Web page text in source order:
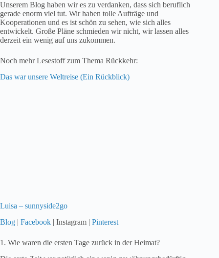
Unserem Blog haben wir es zu verdanken, dass sich beruflich
gerade enorm viel tut. Wir haben tolle Aufträge und
Kooperationen und es ist schön zu sehen, wie sich alles
entwickelt. Große Pläne schmieden wir nicht, wir lassen alles
derzeit ein wenig auf uns zukommen.
Noch mehr Lesestoff zum Thema Rückkehr:
Das war unsere Weltreise (Ein Rückblick)
Luisa – sunnyside2go
Blog | Facebook | Instagram | Pinterest
1. Wie waren die ersten Tage zurück in der Heimat?